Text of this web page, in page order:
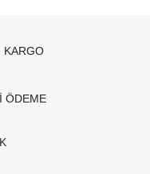
KARGO
ÖDEME